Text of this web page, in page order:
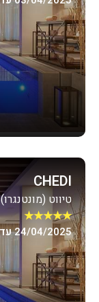
CHEDI
טיווט (מונטנגרו)
★★★★★
24/04/2025 עד 27/04/2025